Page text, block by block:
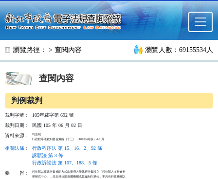
跳至主要內容
瀏覽路徑： > 查閱內容 瀏覽人數：69155534人
查閱內容
判例裁判
裁判字號：
105年裁字第 692 號
裁判日期：
民國 105 年 06 月 02 日
資料來源：
司法院
行政程序法裁判要旨彙編（十三）（107年4月版）4-8 頁
相關法條 ：
行政程序法 第 15、16、2、92 條
訴願法 第 3 條
行政訴訟法 第 107、188、5 條
要
旨：
科技部以專題計畫補助方式由臺灣大學執行計畫設立「科技部人文社會科
學研究中心」，並非科技部所屬機關或其編制內單位，不具有行政機關之